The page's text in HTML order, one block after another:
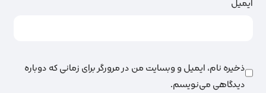
ایمیل
ذخیره نام، ایمیل و وبسایت من در مرورگر برای زمانی که دوباره
دیدگاهی می‌نویسم.